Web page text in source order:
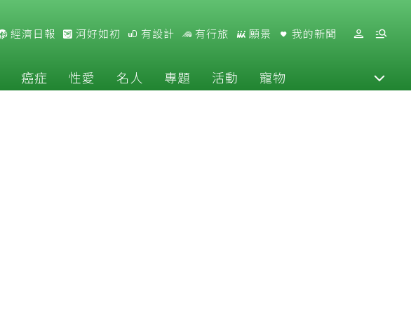
經濟日報 河好如初 有設計 有行旅 願景 我的新聞
癌症 性愛 名人 專題 活動 寵物